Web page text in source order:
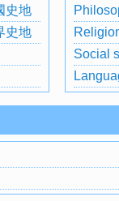
史地
史地
Social